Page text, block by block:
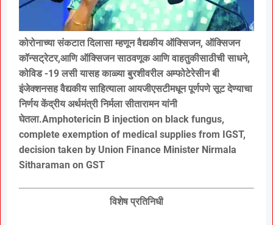
कोरोनाच्या संकटात दिलासा म्हणून वैद्यकीय ऑक्सिजन, ऑक्सिजन
कॉन्सट्रेटर,आणि ऑक्सिजन साठवणूक आणि वाहतुकीसाठीची साधने,
कोविड -19 लसी यासह काळ्या बुरशीवरील अम्फोटेरेसीन बी
इंजेक्शनसह वैद्यकीय साहित्याला आयजीएसटीमधून पूर्णपणे सूट देण्याचा
निर्णय केंद्रीय अर्थमंत्री निर्मला सीतारामन यांनी
घेतला.Amphotericin B injection on black fungus,
complete exemption of medical supplies from IGST,
decision taken by Union Finance Minister Nirmala
Sitharaman on GST
विशेष प्रतिनिधी